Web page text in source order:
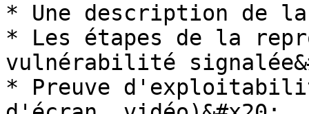
* Une description de
* Les étapes de la
vulnérabilité
* Preuve